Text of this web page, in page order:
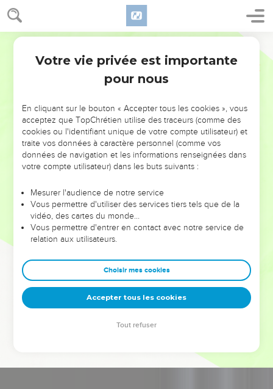
NE MANQUEZ PAS L’ÉVÉNEMENT
DE L’ANNÉE !
ET SI LEURS ERREURS POUVAIENT VOUS ÉVITER LES
VOTRES ?
leur foi ou leur vision. Mais on voit moins les doutes, les erreurs
et les saisons difficiles qu'ils ont traversés, alors même que ce
sont elles qui les ont façonnés.
Dans cette conférence, leaders, entrepreneurs, et responsables
clés pour avancer avec plus de sagesse afin que leurs erreurs
deviennent vos tremplins. Que vous guidiez un ministère, une
équipe, un groupe ou une famille, leur expérience est faite
pour vous.
Votre vie privée est importante
pour nous
En cliquant sur le bouton « Accepter tous les cookies », vous
acceptez que TopChrétien utilise des traceurs (comme des
cookies ou l'identifiant unique de votre compte utilisateur) et
traite vos données à caractère personnel (comme vos
données de navigation et les informations renseignées dans
votre compte utilisateur) dans les buts suivants :
Mesurer l'audience de notre service
Vous permettre d'utiliser des services tiers tels que de la
vidéo, des cartes du monde…
Vous permettre d'entrer en contact avec notre service de
relation aux utilisateurs.
Choisir mes cookies
Accepter tous les cookies
Tout refuser